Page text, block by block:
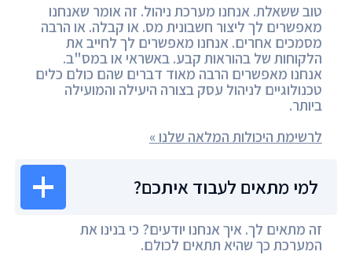
טוב ששאלת. אנחנו מערכת ניהול. זה אומר שאנחנו
מאפשרים לך ליצור חשבונית מס. או קבלה. או הרבה
מסמכים אחרים. אנחנו מאפשרים לך לחייב את
הלקוחות של בהוראות קבע. באשראי או במס"ב.
אנחנו מאפשרים הרבה מאוד דברים שהם כולם כלים
טכנולוגיים לניהול עסק בצורה היעילה והמועילה
ביותר.
לרשימת היכולות המלאה שלנו »
למי מתאים לעבוד איתכם?
זה מתאים לך. איך אנחנו יודעים? כי בנינו את
המערכת כך שהיא תתאים לכולם.